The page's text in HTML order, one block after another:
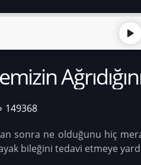
149368
sonra ne olduğunu hiç
bileğini tedavi etmeye